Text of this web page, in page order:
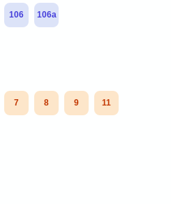
106 106а
7 8 9 11